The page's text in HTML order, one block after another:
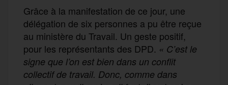
Grâce à la manifestation de ce jour, une
délégation de six personnes a pu être reçue
au ministère du Travail. Un geste positif,
pour les représentants des DPD. « C’est le
signe que l’on est bien dans un conflit
collectif de travail. Donc, comme dans